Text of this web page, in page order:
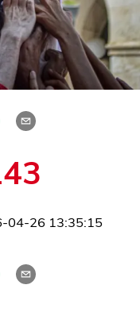
04-26 13:35:15